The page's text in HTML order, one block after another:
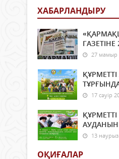
ХАБАРЛАНДЫРУ
27 мамыр
17 сәуір
13
ОҚИҒАЛАР